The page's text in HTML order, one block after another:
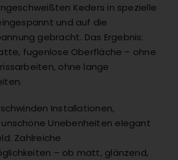
Keders in spezielle
und auf die
gebracht. Das Ergebnis:
fugenlose Oberfläche – ohne
ohne lange
Installationen,
Unebenheiten elegant
Zahlreiche
– ob matt, glänzend,